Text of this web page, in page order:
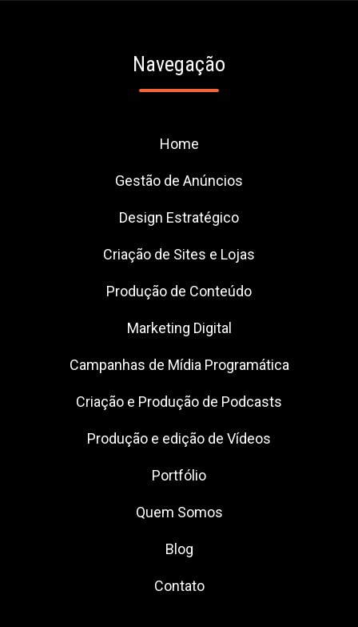
Navegação
Home
Gestão de Anúncios
Design Estratégico
Criação de Sites e Lojas
Produção de Conteúdo
Marketing Digital
Campanhas de Mídia Programática
Criação e Produção de Podcasts
Produção e edição de Vídeos
Portfólio
Quem Somos
Blog
Contato